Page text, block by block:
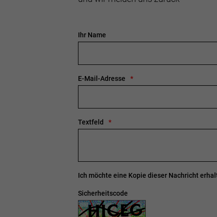
Ihr Name
E-Mail-Adresse
Textfeld
Ich möchte eine Kopie dieser Nachricht
Sicherheitscode